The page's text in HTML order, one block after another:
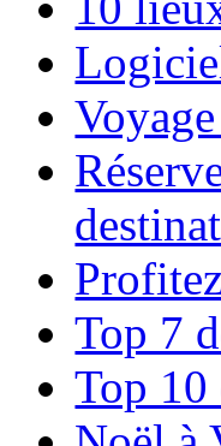
Top 7
Top 10